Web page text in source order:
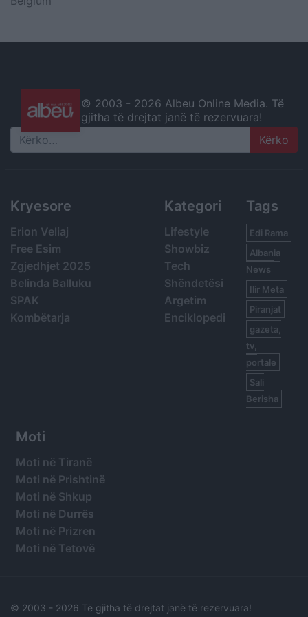
© 2003 - 2026 Albeu Online Media. Të
gjitha të drejtat janë të rezervuara!
Search
Kryesore
Erion Veliaj
Free Esim
Zgjedhjet 2025
Belinda Balluku
SPAK
Kombëtarja
Kategori
Lifestyle
Showbiz
Tech
Shëndetësi
Argetim
Enciklopedi
Tags
Edi Rama
Albania
News
Ilir Meta
Piranjat
gazeta,
tv,
portale
Sali
Berisha
Moti
Moti në Tiranë
Moti në Prishtinë
Moti në Shkup
Moti në Durrës
Moti në Prizren
Moti në Tetovë
© 2003 - 2026 Të gjitha të drejtat janë të rezervuara!